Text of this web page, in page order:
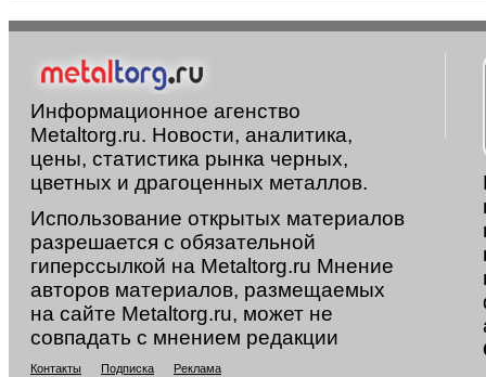
Информационное агенство
Metaltorg.ru. Новости, аналитика,
цены, статистика рынка черных,
цветных и драгоценных металлов.
Использование открытых материалов
разрешается с обязательной
гиперссылкой на Metaltorg.ru Мнение
авторов материалов, размещаемых
на сайте Metaltorg.ru, может не
совпадать с мнением редакции
Контакты Подписка Реклама